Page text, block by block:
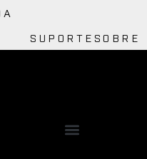
SOBRE
SUPORTE